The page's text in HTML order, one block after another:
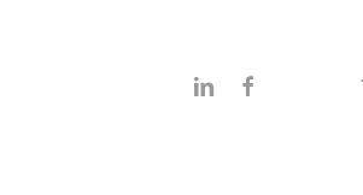
facebook
linkedin